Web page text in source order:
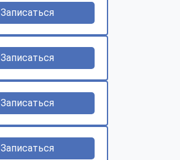
Записаться
Записаться
Записаться
Записаться